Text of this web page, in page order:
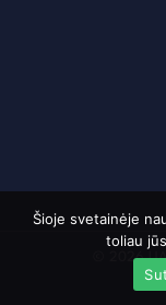
© 2026
Šioje svetainėje
toliau